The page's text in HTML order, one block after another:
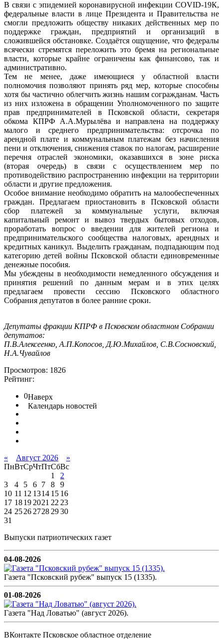
В связи с эпидемией коронавирусной инфекции COVID-19К,
федеральные власти в лице Президента и Правительства не
смогли предложить обществу никаких действенных мер по
поддержке граждан, предприятий и организаций в
сложившейся обстановке. Создаётся ощущение, что федералы
всячески стремятся переложить это бремя на региональные
власти, которые крайне ограничены как финансово, так и
административно.
Тем не менее, даже имеющиеся у областной власти
полномочия позволяют принять ряд мер, которые способны
хотя бы частично облегчить жизнь нашим согражданам. Часть
из них изложена в обращении Уполномоченного по защите
прав предпринимателей в Псковской области, секретаря
обкома КПРФ А.А.Мурылёва и направлена на поддержку
малого и среднего предпринимательства: отсрочка по
арендной плате и коммунальным платежам без начисления
пени и отключения, снижения ставок по налогам, расширение
перечня отраслей экономики, оказавшихся в зоне риска
(вторая очередь) в связи с осуществлением мер по
противодействию распространению инфекции на территории
области и другие предложения.
Особое внимание необходимо обратить на малообеспеченных
граждан. Предлагаем приостановить в Псковской области
сбор платежей за коммунальные услуги, включая
капитальный ремонт и вывоз твердых бытовых отходов,
проработать вопрос о введении для жителей региона и
предпринимательского сообщества налоговых, арендных и
кредитных каникул. Выделить гражданам, подпадающим под
категорию детей войны Псковской области единовременные
денежные пособия.
Мы убеждены в необходимости немедленного обсуждения и
принятия решений по данным мерам и в этих целях
предлагаем провести сессию Псковского областного
Собрания депутатов в более ранние сроки.
Депутаты фракции КПРФ в Псковском областном Собрании
депутатов:
П.В.Алексеенко, А.П.Копосов, Д.Ю.Михайлов, С.В.Сосновский,
Н.А.Чувайлов
Просмотров: 1826
Рейтинг:
0Наверх
Календарь новостей
« Август 2026
»
ПнВтСрЧтПтСбВс
1
2
3
4 5 6 7 8
9
10 11 12 1314 15 16
17 18192021 2223
24 252627282930
31
Выпуски патриотических газет
04-08-2026
Газета "Псковский рубеж" выпуск 15 (1335).
01-08-2026
Газета "Над Ловатью" (август 2026).
ВКонтакте Псковское областное отделение